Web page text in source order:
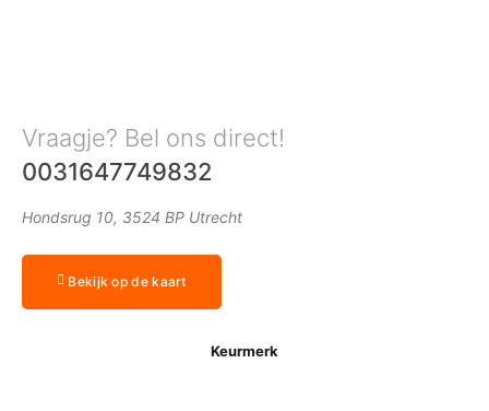
Vraagje? Bel ons direct!
0031647749832
Hondsrug 10, 3524 BP Utrecht
Bekijk op de kaart
Keurmerk